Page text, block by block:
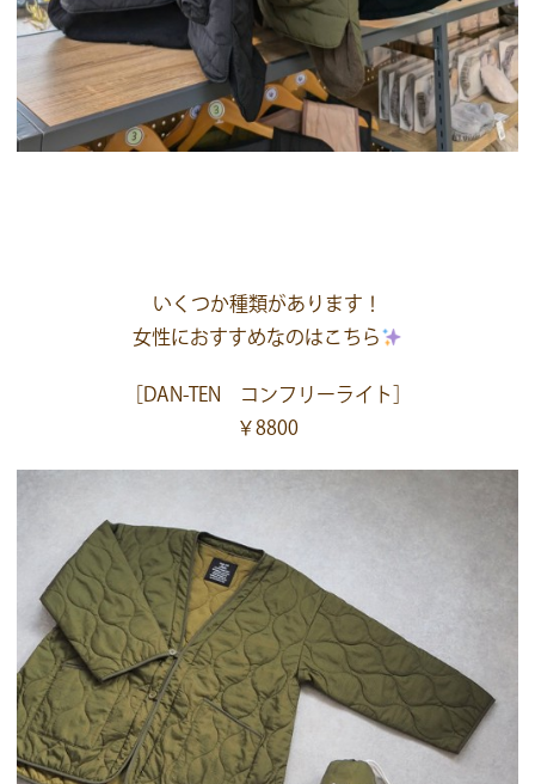
いくつか種類があります！
女性におすすめなのはこちら
［DAN-TEN コンフリーライト］
￥8800